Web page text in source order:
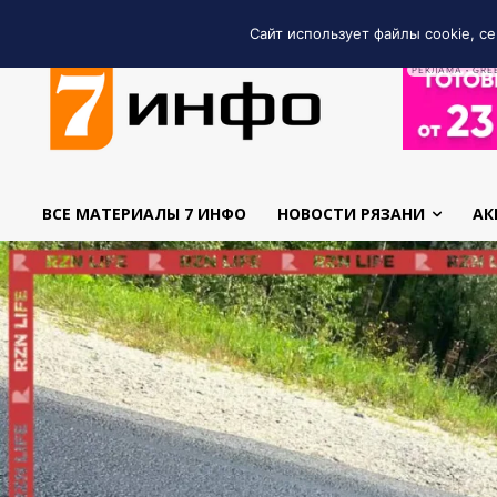
РЕКЛАМА •
ВСЕ МАТЕРИАЛЫ 7 ИНФО НОВОСТИ РЯЗАНИ
Сайт использует файлы cookie,